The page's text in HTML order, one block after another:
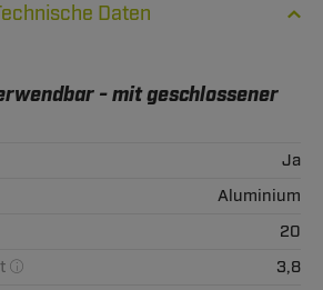
Daten
- mit geschlossener
Ja
Aluminium
20
3,8